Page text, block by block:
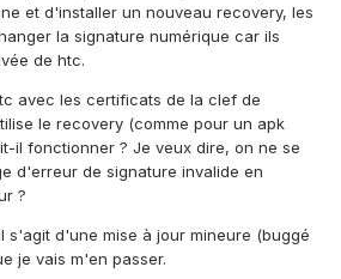
et d'installer un nouveau recovery, les
la signature numérique car ils
de htc.
avec les certificats de la clef de
le recovery (comme pour un apk
il fonctionner ? Je veux dire, on ne se
d'erreur de signature invalide en
?
s'agit d'une mise à jour mineure (buggé
je vais m'en passer.